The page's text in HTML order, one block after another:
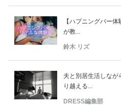
【ハプニングバー
が教...
鈴木 リズ
夫と別居生活しな
り越える...
DRESS編集部